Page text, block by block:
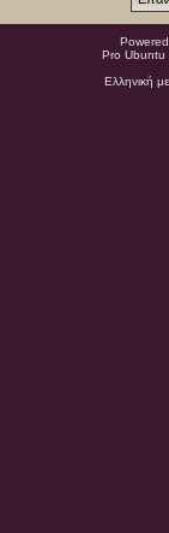
Pro
Ελληνική